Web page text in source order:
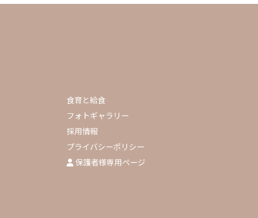
食育と給食
フォトギャラリー
採用情報
プライバシーポリシー
保護者様専用ページ